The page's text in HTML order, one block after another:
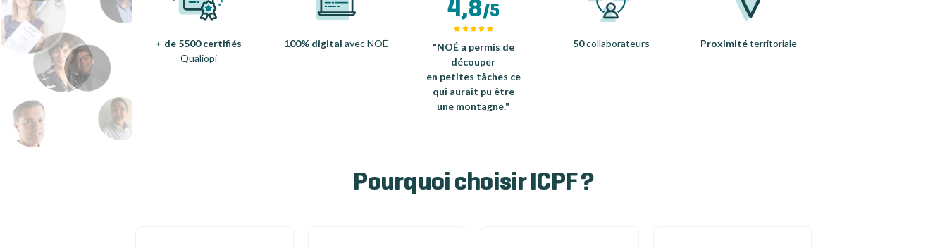
+ de 5500 certifiés
Qualiopi
100% digital avec NOÉ
4,8/5
"NOÉ a permis de
découper
en petites tâches ce
qui aurait pu être
une montagne."
50collaborateurs Proximitéterritoriale
Pourquoi choisir ICPF ?